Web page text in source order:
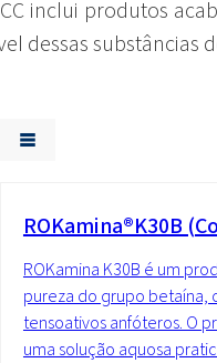
inclui produtos
dessas
ROKamina®K30B
ROKamina K30B é um
pureza do grupo betaína,
tensoativos anfóteros. O
uma solução aquosa